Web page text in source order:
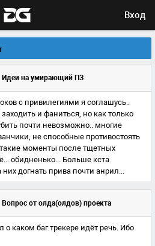
Вход
Идеи на умирающий ПЗ
с привилегиями я соглашусь..
и фаниться, но как только
почти невозможно.. многие
не способные противостоять
моменты после тщетных
обидненько... Больше кста
догнать прива почти анрил...
Вопрос от олда(олдов) проекта
каком баг трекере идёт речь. Ибо